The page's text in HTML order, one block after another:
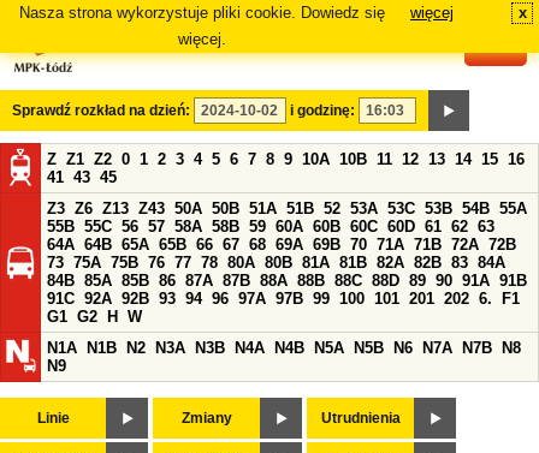
Nasza strona wykorzystuje pliki cookie. Dowiedz się
więcej.
więcej x
Sprawdź rozkład na dzień: i godzinę:
Z Z1 Z2 0 1 2 3 4 5 6 7 8 9 10A 10B 11 12 13 14 15 16
41 43 45
Z3 Z6 Z13 Z43 50A 50B 51A 51B 52 53A 53C 53B 54B 55A
55B 55C 56 57 58A 58B 59 60A 60B 60C 60D 61 62 63
64A 64B 65A 65B 66 67 68 69A 69B 70 71A 71B 72A 72B
73 75A 75B 76 77 78 80A 80B 81A 81B 82A 82B 83 84A
84B 85A 85B 86 87A 87B 88A 88B 88C 88D 89 90 91A 91B
91C 92A 92B 93 94 96 97A 97B 99 100 101 201 202 6.
F1
G1 G2 H
W
N1A
N1B N2 N3A N3B N4A N4B N5A N5B N6 N7A N7B
N8
N9
Linie Zmiany Utrudnienia